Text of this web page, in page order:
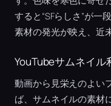
すると“SFらしさ”が一
素材の発光が映え、近
YouTubeサムネイル
動画から見栄えのよい
ば、サムネイルの素材